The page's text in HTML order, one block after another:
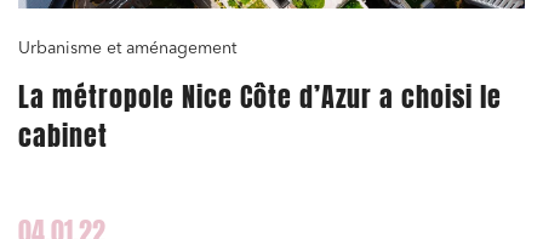
Urbanisme et aménagement
La métropole Nice Côte d’Azur a choisi le
cabinet